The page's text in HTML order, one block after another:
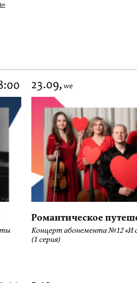
23.09, we
Романтическое
Концерт абонемента №12 «И
(1 серия)